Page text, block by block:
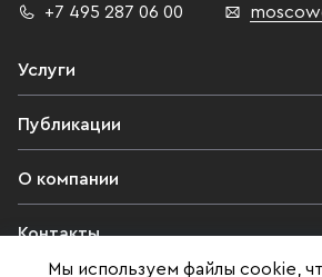
+7 495 287 06 00
Услуги
Публикации
О компании
Контакты
Мы используем файлы cookie,